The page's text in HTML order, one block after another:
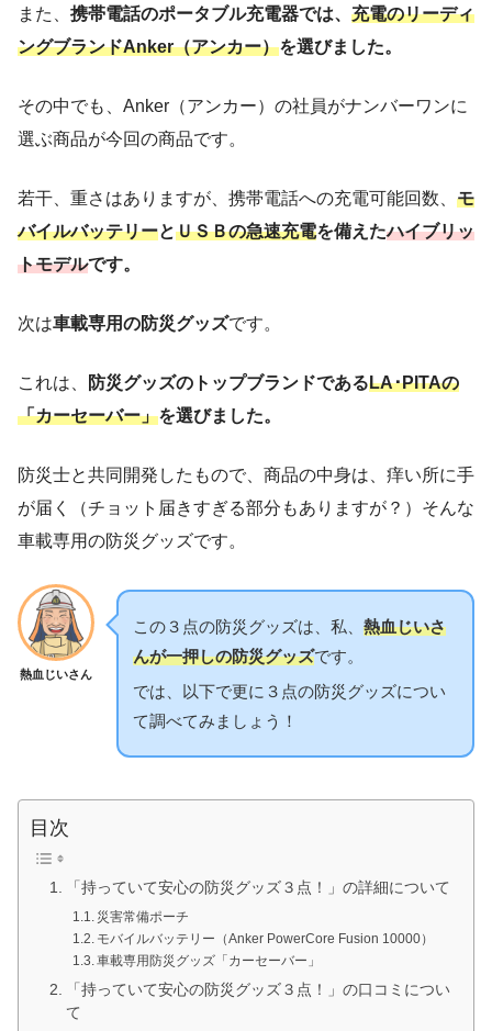
また、 携帯電話のポータブル充電器では、 充電のリーディ
ングブランドAnker（アンカー）を選びました。
その中でも、Anker（アンカー）の社員がナンバーワンに
選ぶ商品が今回の商品です。
若干、重さはありますが、携帯電話への充電可能回数、 モ
バイルバッテリーとＵＳＢの急速充電を備えたハイブリッ
トモデルです。
次は車載専用の防災グッズです。
これは、 防災グッズのトップブランドであるLA･PITAの
「カーセーバー」を選びました。
防災士と共同開発したもので、商品の中身は、痒い所に手
が届く（チョット届きすぎる部分もありますが？）そんな
車載専用の防災グッズです。
熱血じいさん
この３点の防災グッズは、私、 熱血じいさ
んが一押しの防災グッズです。
では、以下で更に３点の防災グッズについ
て調べてみましょう！
目次
「持っていて安心の防災グッズ３点！」の詳細について
災害常備ポーチ
モバイルバッテリー（Anker PowerCore Fusion 10000）
車載専用防災グッズ「カーセーバー」
「持っていて安心の防災グッズ３点！」の口コミについ
て